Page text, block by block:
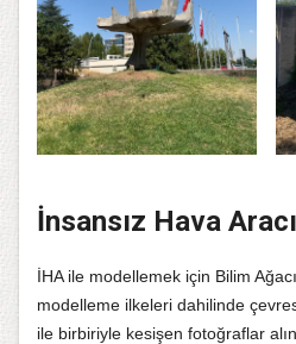
İnsansız Hava
İHA ile modellemek için Bilim
modelleme ilkeleri dahilinde
ile birbiriyle kesişen fotoğraflar